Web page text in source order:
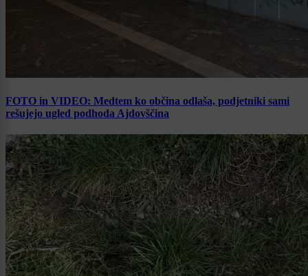
FOTO in VIDEO: Medtem ko občina odlaša, podjetniki sami
rešujejo ugled podhoda Ajdovščina